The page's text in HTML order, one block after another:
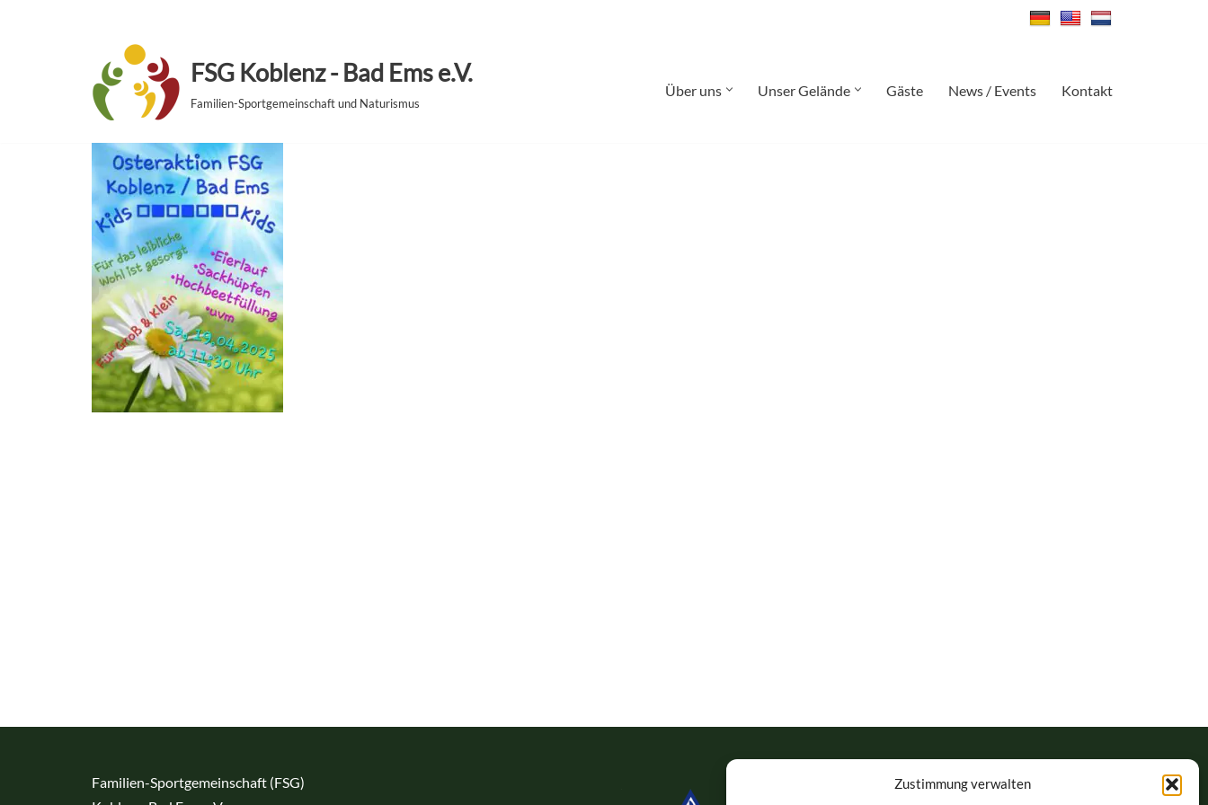
Zustimmung verwalten
FSG Koblenz - Bad Ems e.V.
Familien-Sportgemeinschaft und Naturismus
Über uns Unser Gelände Gäste News / Events Kontakt
Familien-Sportgemeinschaft (FSG)